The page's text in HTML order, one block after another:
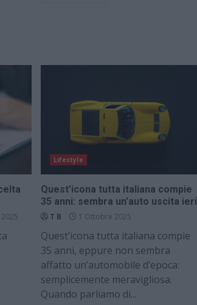
Lifestyle
Quest’icona tutta italiana compie
35 anni: sembra un’auto uscita ieri
T B 1 Ottobre 2025
Quest’icona tutta italiana compie
35 anni, eppure non sembra
affatto un’automobile d’epoca:
semplicemente meravigliosa.
Quando parliamo di...